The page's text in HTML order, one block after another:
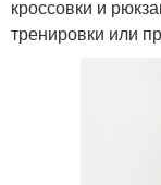
кроссовки и
тренировки или